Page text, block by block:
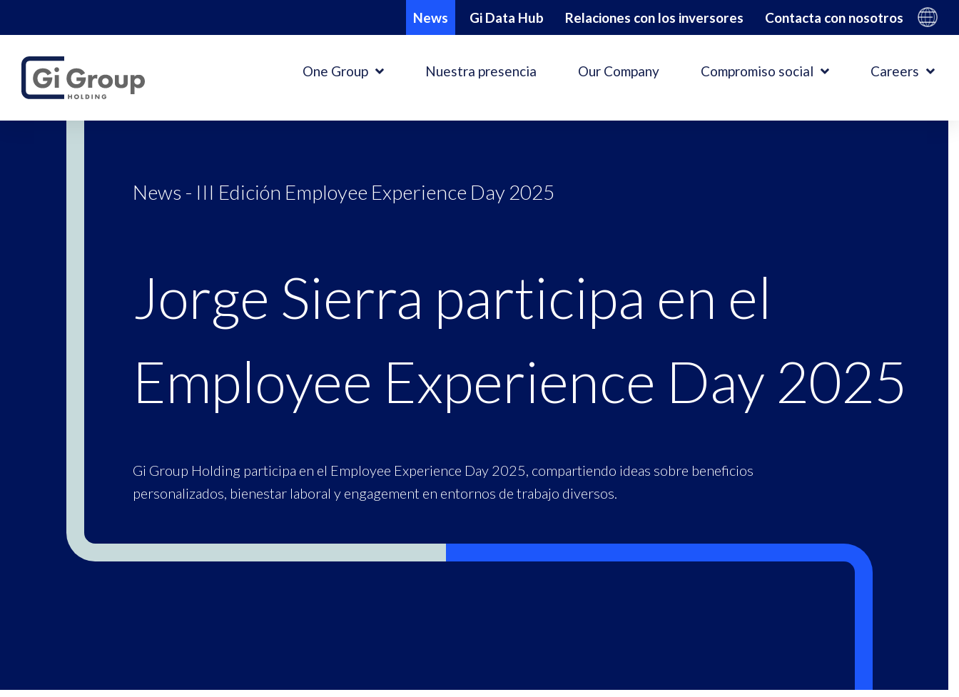
News Gi Data Hub Relaciones con los inversores Contacta con nosotros
One Group Nuestra presencia Our Company Compromiso social Careers
News - III Edición Employee Experience Day 2025
Jorge Sierra participa en el
Employee Experience Day 2025
Gi Group Holding participa en el Employee Experience Day 2025, compartiendo ideas sobre beneficios
personalizados, bienestar laboral y engagement en entornos de trabajo diversos.